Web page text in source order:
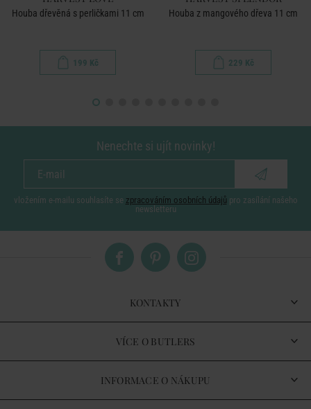
Houba dřevěná s perličkami 11 cm
199 Kč
Houba z mangového dřeva 11 cm
229 Kč
Nenechte si ujít novinky!
vložením e-mailu souhlasíte se zpracováním osobních údajů pro zasílání našeho
newsletteru
KONTAKTY
VÍCE O BUTLERS
INFORMACE O NÁKUPU